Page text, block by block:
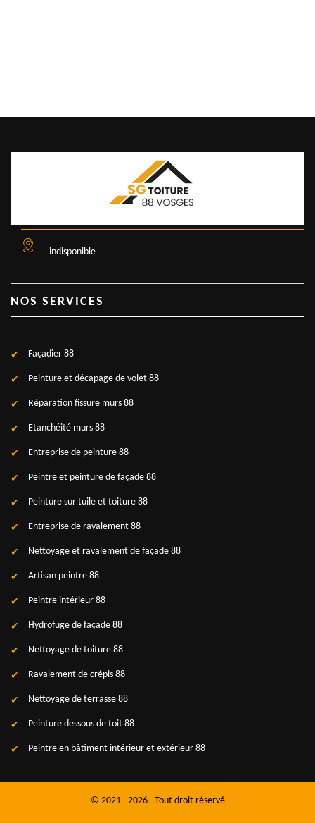
indisponible
NOS SERVICES
Façadier 88
Peinture et décapage de volet 88
Réparation fissure murs 88
Etanchéité murs 88
Entreprise de peinture 88
Peintre et peinture de façade 88
Peinture sur tuile et toiture 88
Entreprise de ravalement 88
Nettoyage et ravalement de façade 88
Artisan peintre 88
Peintre intérieur 88
Hydrofuge de façade 88
Nettoyage de toiture 88
Ravalement de crépis 88
Nettoyage de terrasse 88
Peinture dessous de toit 88
Peintre en bâtiment intérieur et extérieur 88
© 2021 - 2026 - Tout droit réservé